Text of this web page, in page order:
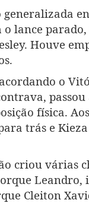
lance
Houve
o
física.
trás e
criou várias
Leandro,
Cleiton